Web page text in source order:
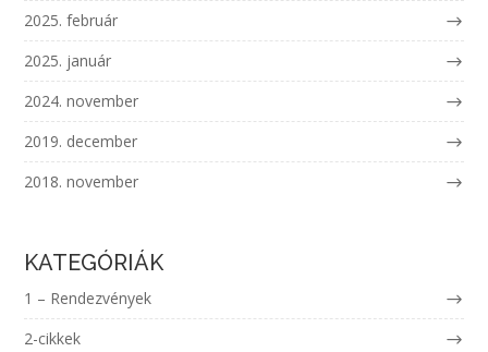
2025. február
2025. január
2024. november
2019. december
2018. november
KATEGÓRIÁK
1 – Rendezvények
2-cikkek